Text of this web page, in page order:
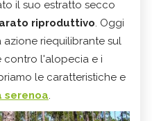
il suo estratto secco
riproduttivo. Oggi
riequilibrante sul
contro l'alopecia e i
le caratteristiche e
.